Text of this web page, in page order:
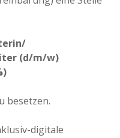
(d/m/w)
besetzen.
digitale